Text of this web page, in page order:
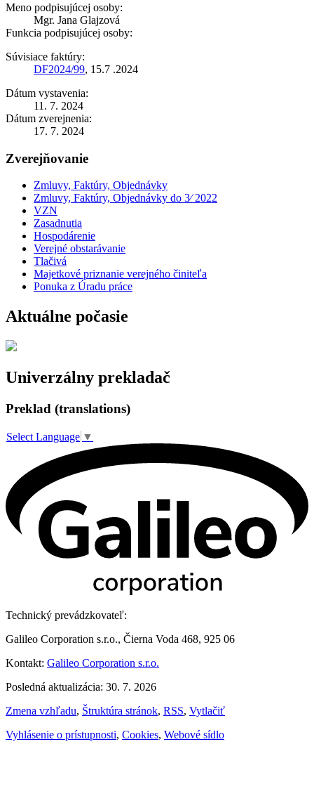
Meno podpisujúcej osoby:
Mgr. Jana Glajzová
Funkcia podpisujúcej osoby:
Súvisiace faktúry:
DF2024/99, 15.7 .2024
Dátum vystavenia:
11. 7. 2024
Dátum zverejnenia:
17. 7. 2024
Zverejňovanie
Zmluvy, Faktúry, Objednávky
Zmluvy, Faktúry, Objednávky do 3⁄ 2022
VZN
Zasadnutia
Hospodárenie
Verejné obstarávanie
Tlačivá
Majetkové priznanie verejného činiteľa
Ponuka z Úradu práce
Aktuálne počasie
Univerzálny prekladač
Preklad (translations)
Select Language ▼
Technický prevádzkovateľ:
Galileo Corporation s.r.o., Čierna Voda 468, 925 06
Kontakt: Galileo Corporation s.r.o.
Posledná aktualizácia: 30. 7. 2026
Zmena vzhľadu, Štruktúra stránok, RSS, Vytlačiť
Vyhlásenie o prístupnosti, Cookies, Webové sídlo